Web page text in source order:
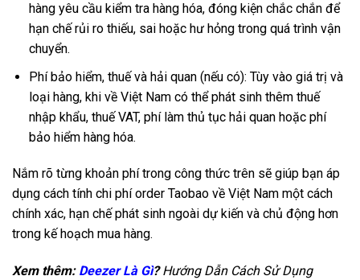
hàng yêu cầu kiểm tra hàng hóa, đóng kiện chắc chắn để
hạn chế rủi ro thiếu, sai hoặc hư hỏng trong quá trình vận
chuyển.
Phí bảo hiểm, thuế và hải quan (nếu có): Tùy vào giá trị và
loại hàng, khi về Việt Nam có thể phát sinh thêm thuế
nhập khẩu, thuế VAT, phí làm thủ tục hải quan hoặc phí
bảo hiểm hàng hóa.
Nắm rõ từng khoản phí trong công thức trên sẽ giúp bạn áp
dụng cách tính chi phí order Taobao về Việt Nam một cách
chính xác, hạn chế phát sinh ngoài dự kiến và chủ động hơn
trong kế hoạch mua hàng.
Xem thêm: Deezer Là Gì?Hướng Dẫn Cách Sử Dụng